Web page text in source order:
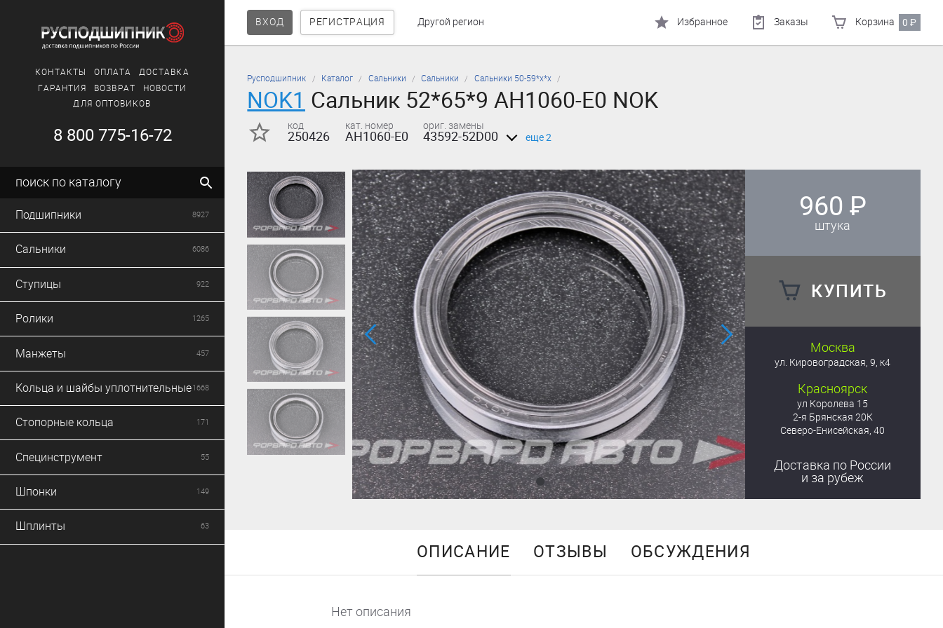
ВХОД РЕГИСТРАЦИЯ Другой регион Избранное Заказы Корзина 0₽
КОНТАКТЫ ОПЛАТА
ДОСТАВКА
ГАРАНТИЯ
ВОЗВРАТ
НОВОСТИ
ДЛЯ ОПТОВИКОВ
8 800 775-16-72
поиск по каталогу
Подшипники 8927
Сальники 6086
Ступицы 922
Ролики 1265
Манжеты 457
Кольца и шайбы уплотнительные1668
Стопорные кольца 171
Специнструмент 55
Шпонки 149
Шплинты 63
Русподшипник Каталог Сальники Сальники Сальники 50-59*х*х
NOK1 Сальник 52*65*9 AH1060-E0 NOK
код
250426
кат. номер
AH1060-E0
ориг. замены
43592-52D00 еще 2
960 ₽
штука
КУПИТЬ
Москва
ул. Кировоградская, 9, к4
Красноярск
ул Королева 15
2-я Брянская 20К
Северо-Енисейская, 40
Доставка по России
и за рубеж
ОПИСАНИЕ ОТЗЫВЫ ОБСУЖДЕНИЯ
Нет описания